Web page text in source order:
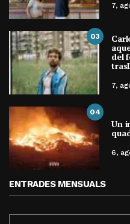
7,
03
del
7,
04
Un
6,
ENTRADES MENSUALS